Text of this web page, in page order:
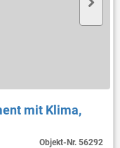
mit Klima,
Objekt-Nr.56292